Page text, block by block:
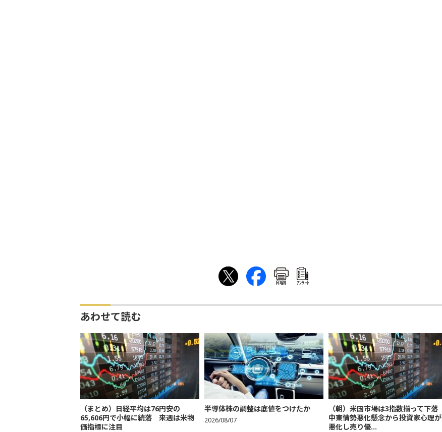
印刷 ｱﾝｹｰﾄ
あわせて読む
（まとめ）日経平均は76円安の
65,606円で小幅に続落 来週は米物
価指標に注目
半導体株の調整は底値をつけたか
2026/08/07
（朝）米国市場は3指数揃って下落
中東情勢悪化懸念から投資家心理が
悪化し売り優...